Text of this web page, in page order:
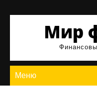
Мир
Меню